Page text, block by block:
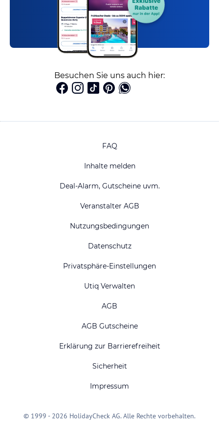
Besuchen Sie uns auch hier:
FAQ
Inhalte melden
Deal-Alarm, Gutscheine uvm.
Veranstalter AGB
Nutzungsbedingungen
Datenschutz
Privatsphäre-Einstellungen
Utiq Verwalten
AGB
AGB Gutscheine
Erklärung zur Barrierefreiheit
Sicherheit
Impressum
© 1999 - 2026 HolidayCheck AG. Alle Rechte vorbehalten.